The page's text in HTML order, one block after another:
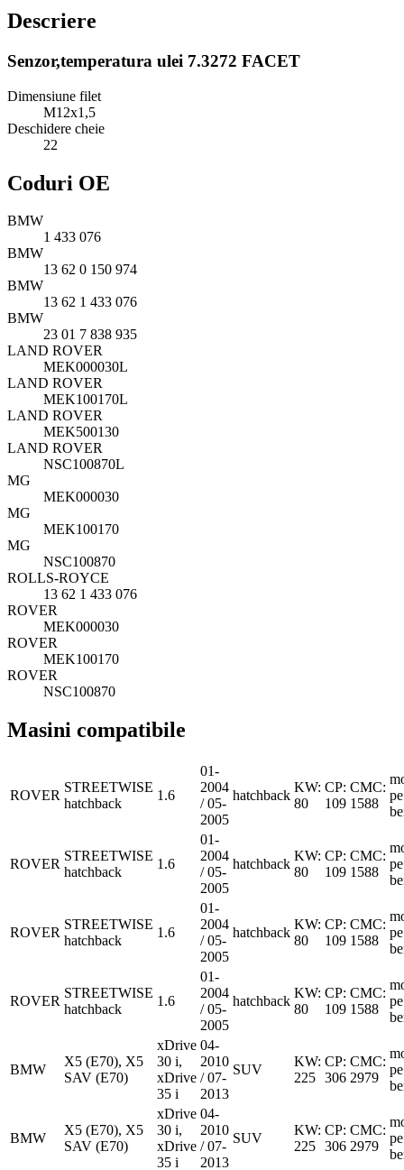
Descriere
Senzor,temperatura ulei 7.3272 FACET
Dimensiune filet
M12x1,5
Deschidere cheie
22
Coduri OE
BMW
1 433 076
BMW
13 62 0 150 974
BMW
13 62 1 433 076
BMW
23 01 7 838 935
LAND ROVER
MEK000030L
LAND ROVER
MEK100170L
LAND ROVER
MEK500130
LAND ROVER
NSC100870L
MG
MEK000030
MG
MEK100170
MG
NSC100870
ROLLS-ROYCE
13 62 1 433 076
ROVER
MEK000030
ROVER
MEK100170
ROVER
NSC100870
Masini compatibile
ROVER
STREETWISE
hatchback
1.6
01-
2004
/ 05-
2005
hatchback
KW:
80
CP:
109
CMC:
1588
pe
ROVER
STREETWISE
hatchback
1.6
01-
2004
/ 05-
2005
hatchback
KW:
80
CP:
109
CMC:
1588
pe
ROVER
STREETWISE
hatchback
1.6
01-
2004
/ 05-
2005
hatchback
KW:
80
CP:
109
CMC:
1588
pe
ROVER
STREETWISE
hatchback
1.6
01-
2004
/ 05-
2005
hatchback
KW:
80
CP:
109
CMC:
1588
pe
BMW
X5 (E70), X5
SAV (E70)
xDrive
30 i,
xDrive
35 i
04-
2010
/ 07-
2013
SUV
KW:
225
CP:
306
CMC:
2979
pe
BMW
X5 (E70), X5
SAV (E70)
xDrive
30 i,
xDrive
35 i
04-
2010
/ 07-
2013
SUV
KW:
225
CP:
306
CMC:
2979
pe